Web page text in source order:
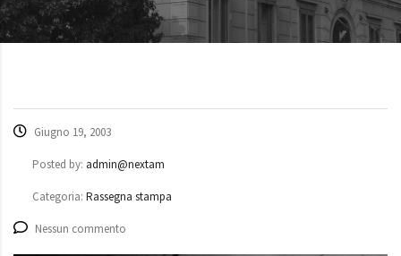
Giugno 19, 2003
Posted by: admin@nextam
Categoria: Rassegna stampa
Nessun commento